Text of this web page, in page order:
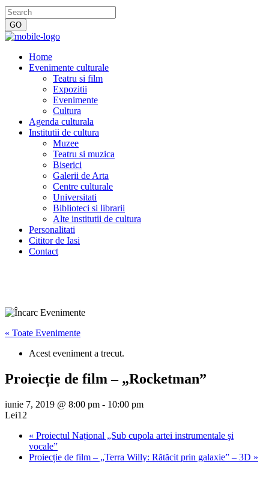
Home
Evenimente culturale
Teatru si film
Expozitii
Evenimente
Cultura
Agenda culturala
Institutii de cultura
Muzee
Teatru si muzica
Biserici
Galerii de Arta
Centre culturale
Universitati
Biblioteci si librarii
Alte institutii de cultura
Personalitati
Cititor de Iasi
Contact
« Toate Evenimente
Acest eveniment a trecut.
Proiecție de film – „Rocketman”
iunie 7, 2019 @ 8:00 pm - 10:00 pm
Lei12
« Proiectul Național „Sub cupola artei instrumentale şi
vocale”
Proiecție de film – „Terra Willy: Rătăcit prin galaxie” – 3D »